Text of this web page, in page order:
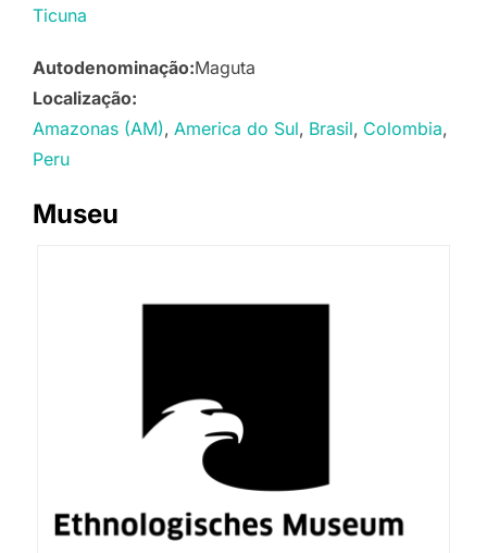
Ticuna
Autodenominação:Maguta
Localização:
Amazonas (AM) America do Sul Brasil Colombia
Peru
Museu